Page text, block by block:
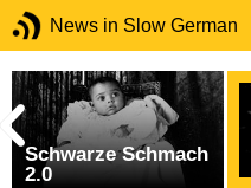
News in Slow German
Schwarze Schmach
2.0